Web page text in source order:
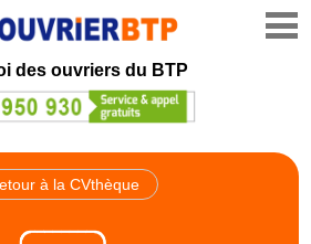
des ouvriers du BTP
à la CVthèque